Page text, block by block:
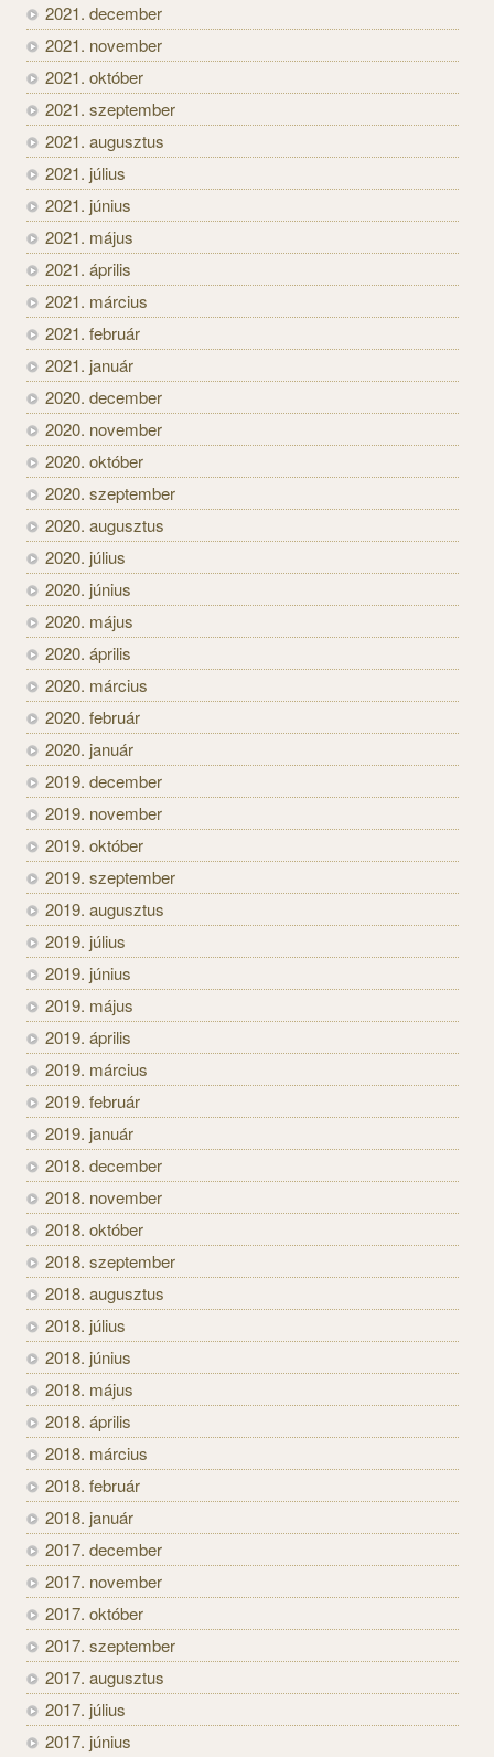
2021. december
2021. november
2021. október
2021. szeptember
2021. augusztus
2021. július
2021. június
2021. május
2021. április
2021. március
2021. február
2021. január
2020. december
2020. november
2020. október
2020. szeptember
2020. augusztus
2020. július
2020. június
2020. május
2020. április
2020. március
2020. február
2020. január
2019. december
2019. november
2019. október
2019. szeptember
2019. augusztus
2019. július
2019. június
2019. május
2019. április
2019. március
2019. február
2019. január
2018. december
2018. november
2018. október
2018. szeptember
2018. augusztus
2018. július
2018. június
2018. május
2018. április
2018. március
2018. február
2018. január
2017. december
2017. november
2017. október
2017. szeptember
2017. augusztus
2017. július
2017. június